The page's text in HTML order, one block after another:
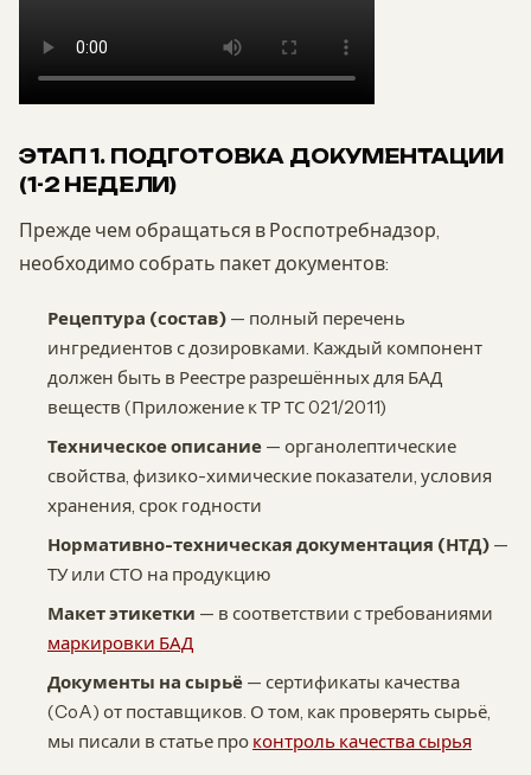
ЭТАП 1. ПОДГОТОВКА ДОКУМЕНТАЦИИ
(1-2 НЕДЕЛИ)
Прежде чем обращаться в Роспотребнадзор,
необходимо собрать пакет документов:
Рецептура (состав) — полный перечень
ингредиентов с дозировками. Каждый компонент
должен быть в Реестре разрешённых для БАД
веществ (Приложение к ТР ТС 021/2011)
Техническое описание — органолептические
свойства, физико-химические показатели, условия
хранения, срок годности
Нормативно-техническая документация (НТД) —
ТУ или СТО на продукцию
Макет этикетки — в соответствии с требованиями
маркировки БАД
Документы на сырьё — сертификаты качества
(CoA) от поставщиков. О том, как проверять сырьё,
мы писали в статье про контроль качества сырья